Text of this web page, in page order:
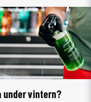
vintern?